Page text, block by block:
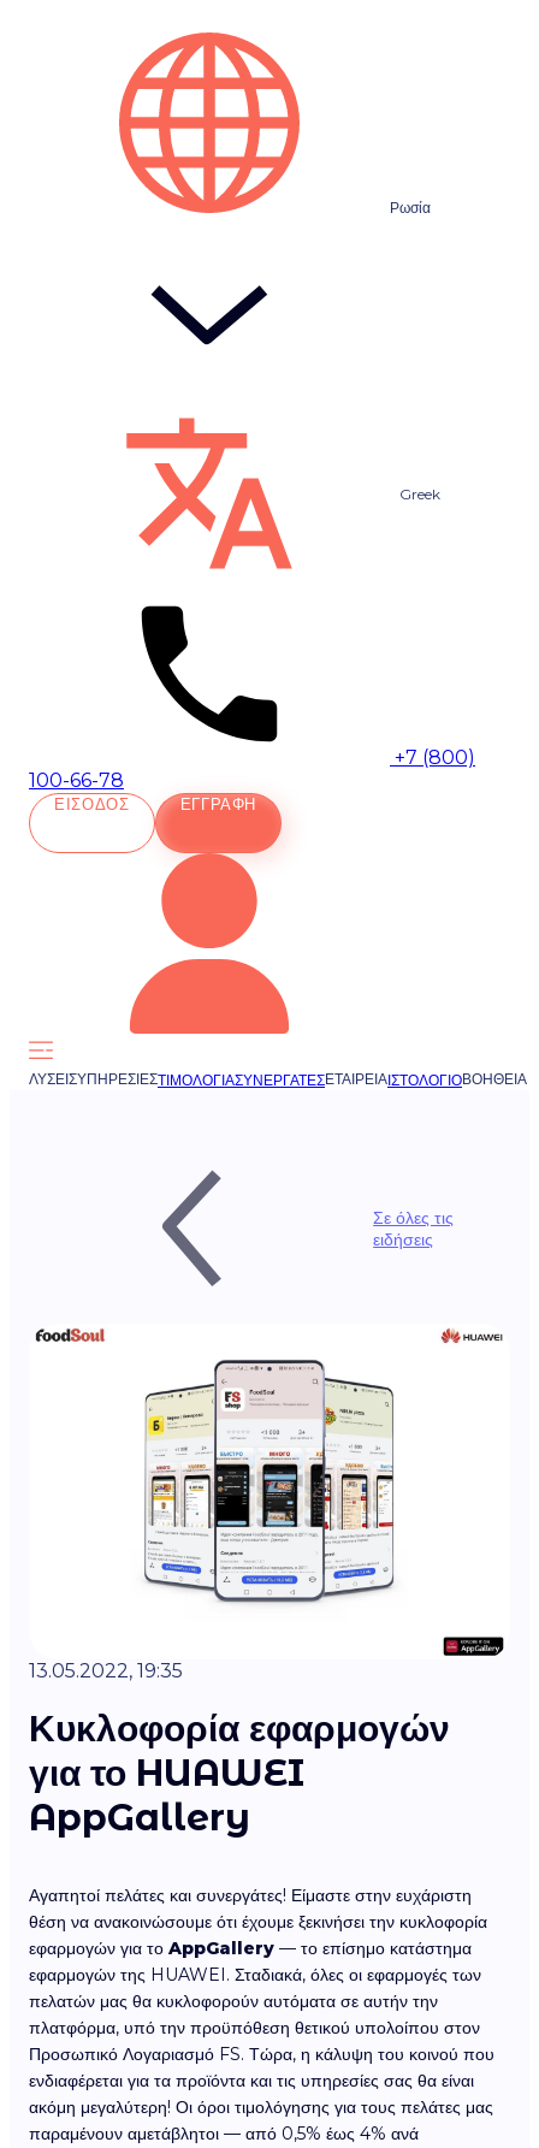
Ρωσία
Greek
+7 (800)
100-66-78
ΕΊΣΟΔΟΣ ΕΓΓΡΑΦΉ
ΛΎΣΕΙΣΥΠΗΡΕΣΊΕΣΤΙΜΟΛΌΓΙΑΣΥΝΕΡΓΆΤΕΣΕΤΑΙΡΕΊΑΙΣΤΟΛΌΓΙΟΒΟΉΘΕΙΑ
Σε όλες τις
ειδήσεις
13.05.2022, 19:35
Κυκλοφορία εφαρμογών
για το HUAWEI
AppGallery
Αγαπητοί πελάτες και συνεργάτες! Είμαστε στην ευχάριστη
θέση να ανακοινώσουμε ότι έχουμε ξεκινήσει την κυκλοφορία
εφαρμογών για το AppGallery — το επίσημο κατάστημα
εφαρμογών της HUAWEI. Σταδιακά, όλες οι εφαρμογές των
πελατών μας θα κυκλοφορούν αυτόματα σε αυτήν την
πλατφόρμα, υπό την προϋπόθεση θετικού υπολοίπου στον
Προσωπικό Λογαριασμό FS. Τώρα, η κάλυψη του κοινού που
ενδιαφέρεται για τα προϊόντα και τις υπηρεσίες σας θα είναι
ακόμη μεγαλύτερη! Οι όροι τιμολόγησης για τους πελάτες μας
παραμένουν αμετάβλητοι — από 0,5% έως 4% ανά